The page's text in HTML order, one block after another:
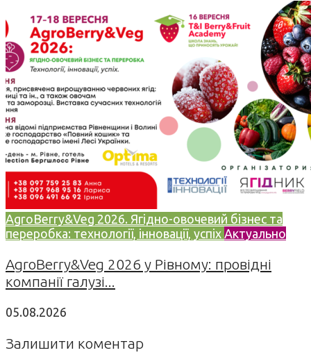
AgroBerry&Veg 2026. Ягідно-овочевий бізнес та
переробка: технології, інновації, успіх Актуально
AgroBerry&Veg 2026 у Рівному: провідні
компанії галузі...
05.08.2026
Залишити коментар